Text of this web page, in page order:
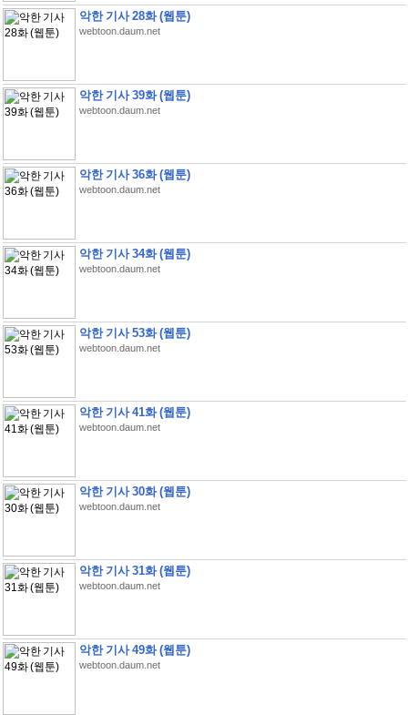
악한 기사 28화 (웹툰)
webtoon.daum.net
악한 기사 39화 (웹툰)
webtoon.daum.net
악한 기사 36화 (웹툰)
webtoon.daum.net
악한 기사 34화 (웹툰)
webtoon.daum.net
악한 기사 53화 (웹툰)
webtoon.daum.net
악한 기사 41화 (웹툰)
webtoon.daum.net
악한 기사 30화 (웹툰)
webtoon.daum.net
악한 기사 31화 (웹툰)
webtoon.daum.net
악한 기사 49화 (웹툰)
webtoon.daum.net